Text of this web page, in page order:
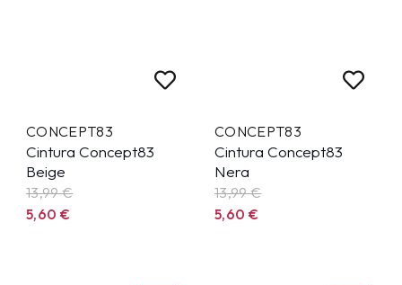
CONCEPT83
Cintura Concept83
Beige
13,99€
5,60 €
CONCEPT83
Cintura Concept83
Nera
13,99€
5,60 €